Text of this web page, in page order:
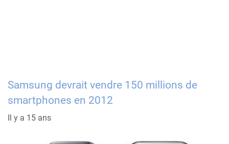
Samsung devrait vendre 150 millions de
smartphones en 2012
Il y a 15 ans